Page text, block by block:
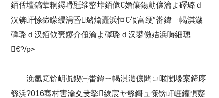
銆佸壇鎬荤粡鐞嗗瓩缁嶅垰銆佹€婚儴鍚勯儴瀹よ礋璐ｄ
汉锛屽悇鍗曚綅涓昏璐熻矗浜恒€佷富绠″畨鍏ㄧ幆淇濊
礋璐ｄ汉銆佽亴鑳介儴瀹よ礋璐ｄ汉鍙傚姞浜嗕細璁
€?/p>
浼氫笂锛岄泦鍥㈠畨鍏ㄧ幆淇濋儴閮ㄩ暱闄堟案鍗庝
綔浜?016骞村害瀹夊叏鐜繚宸ヤ綔鎶ュ憡锛屽崕鑵惧寲